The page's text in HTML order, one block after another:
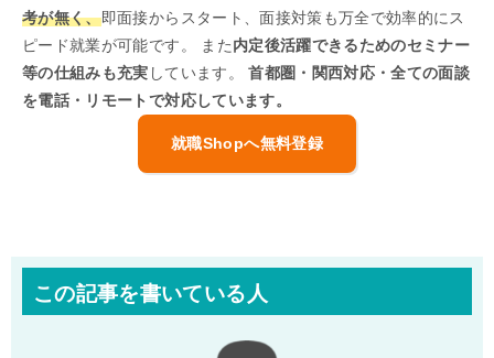
考が無く、即面接からスタート、面接対策も万全で効率的にス
ピード就業が可能です。 また内定後活躍できるためのセミナー
等の仕組みも充実 しています。首都圏・関西対応・全ての面談
を電話・リモートで対応しています。
就職Shopへ無料登録
この記事を書いている人